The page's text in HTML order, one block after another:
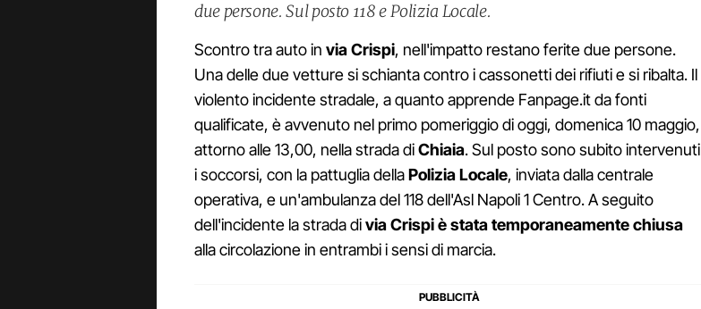
due persone. Sul posto 118 e Polizia Locale.
Scontro tra auto in via Crispi, nell'impatto restano ferite due persone.
Una delle due vetture si schianta contro i cassonetti dei rifiuti e si ribalta. Il
violento incidente stradale, a quanto apprende Fanpage.it da fonti
qualificate, è avvenuto nel primo pomeriggio di oggi, domenica 10 maggio,
attorno alle 13,00, nella strada diChiaia. Sul posto sono subito intervenuti
i soccorsi, con la pattuglia dellaPolizia Locale, inviata dalla centrale
operativa, e un'ambulanza del 118 dell'Asl Napoli 1 Centro. A seguito
dell'incidente la strada divia Crispi è stata temporaneamente chiusa
alla circolazione in entrambi i sensi di marcia.